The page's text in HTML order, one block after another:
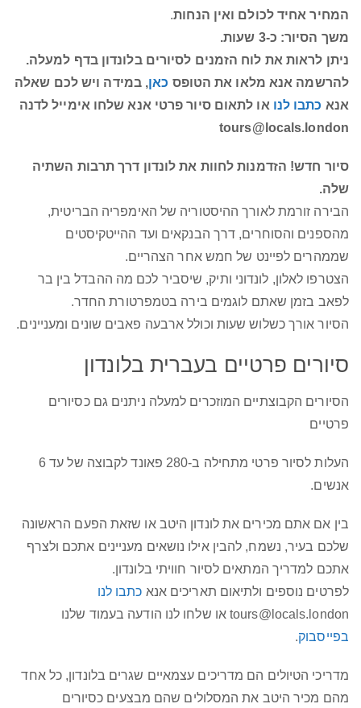
המחיר אחיד לכולם ואין הנחות.
משך הסיור: כ-3 שעות.
ניתן לראות את לוח הזמנים לסיורים בלונדון בדף למעלה.
להרשמה אנא מלאו את הטופס כאן, במידה ויש לכם שאלה
אנא כתבו לנו או לתאום סיור פרטי אנא שלחו אימייל לדנה
tours@locals.london
סיור חדש! הזדמנות לחוות את לונדון דרך תרבות השתיה
שלה.
הבירה זורמת לאורך ההיסטוריה של האימפריה הבריטית,
מהספנים והסוחרים, דרך הבנקאים ועד ההייטקיסטים
שממהרים לפיינט של חמש אחר הצהריים.
הצטרפו לאלון, לונדוני ותיק, שיסביר לכם מה ההבדל בין בר
לפאב בזמן שאתם לוגמים בירה בטמפרטורת החדר.
הסיור אורך כשלוש שעות וכולל ארבעה פאבים שונים ומעניינים.
סיורים פרטיים בעברית בלונדון
הסיורים הקבוצתיים המוזכרים למעלה ניתנים גם כסיורים
פרטיים
העלות לסיור פרטי מתחילה ב-280 פאונד לקבוצה של עד 6
אנשים.
בין אם אתם מכירים את לונדון היטב או שזאת הפעם הראשונה
שלכם בעיר, נשמח, להבין אילו נושאים מעניינים אתכם ולצרף
אתכם למדריך המתאים לסיור חוויתי בלונדון.
לפרטים נוספים ולתיאום תאריכים אנא כתבו לנו
tours@locals.londonאו שלחו לנו הודעה בעמוד שלנו
בפייסבוק.
מדריכי הטיולים הם מדריכים עצמאיים שגרים בלונדון, כל אחד
מהם מכיר היטב את המסלולים שהם מבצעים כסיורים